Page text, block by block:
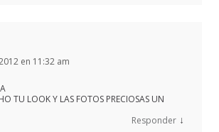
en 11:32 am
TU LOOK Y LAS FOTOS PRECIOSAS UN
Responder ↓